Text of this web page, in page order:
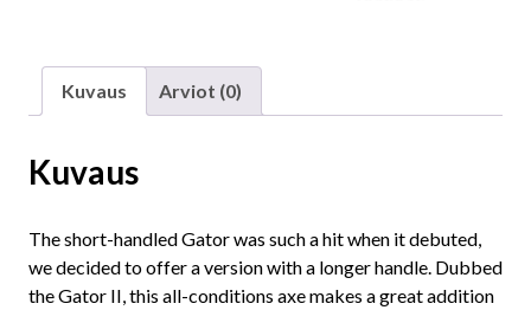
Kuvaus Arviot (0)
Kuvaus
The short-handled Gator was such a hit when it debuted,
we decided to offer a version with a longer handle. Dubbed
the Gator II, this all-conditions axe makes a great addition